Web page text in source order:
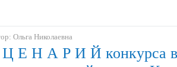
Ольга Николаевна
Е Н А Р И Й конкурса